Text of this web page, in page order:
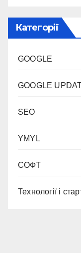
Категорії
GOOGLE
GOOGLE
SEO
YMYL
СОФТ
Технології і